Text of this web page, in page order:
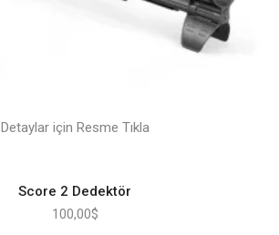
Detaylar için Resme Tıkla
Score 2 Dedektör
100,00$